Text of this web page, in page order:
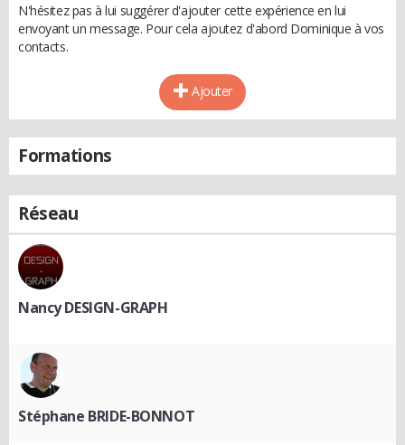
N'hésitez pas à lui suggérer d'ajouter cette expérience en lui
envoyant un message. Pour cela ajoutez d'abord Dominique à vos
contacts.
Ajouter
Formations
Réseau
Nancy DESIGN-GRAPH
Stéphane BRIDE-BONNOT